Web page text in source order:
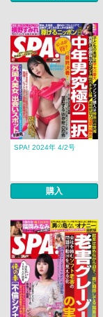
SPA! 2024年 4/2号
購入